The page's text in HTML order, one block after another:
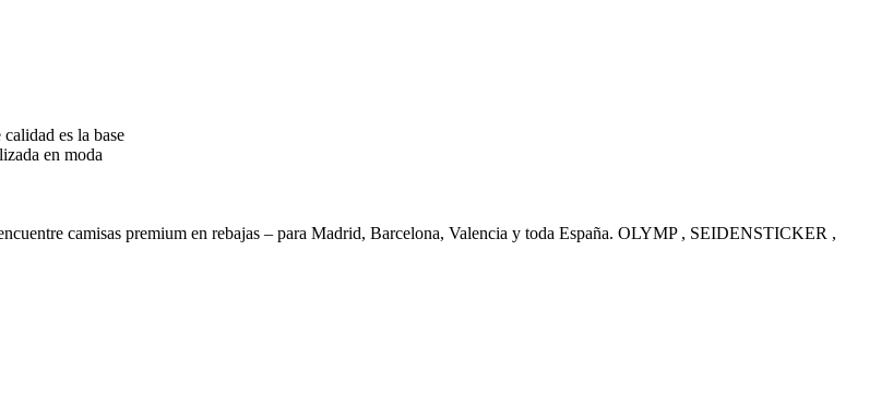
es la base
en moda
camisas premium en rebajas – para Madrid, Barcelona, Valencia y toda España. OLYMP , SEIDENSTICKER ,